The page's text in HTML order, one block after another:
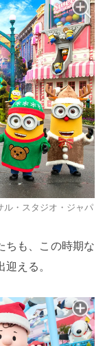
・スタジオ・ジャパ
ちも、この時期な
える。